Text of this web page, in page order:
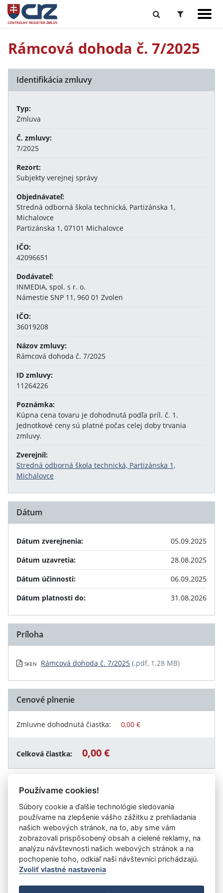
Rámcová dohoda č. 7/2025
Identifikácia zmluvy
Typ:
Zmluva
Č. zmluvy:
7/2025
Rezort:
Subjekty verejnej správy
Objednávateľ:
Stredná odborná škola technická, Partizánska 1,
Michalovce
Partizánska 1, 07101 Michalovce
IČO:
42096651
Dodávateľ:
INMEDIA, spol. s r. o.
Námestie SNP 11, 960 01 Zvolen
IČO:
36019208
Názov zmluvy:
Rámcová dohoda č. 7/2025
ID zmluvy:
11264226
Poznámka:
Kúpna cena tovaru je dohodnutá podľa príl. č. 1.
Jednotkové ceny sú platné počas celej doby trvania
zmluvy.
Zverejnil:
Stredná odborná škola technická, Partizánska 1,
Michalovce
Dátum
Dátum zverejnenia:
05.09.2025
Dátum uzavretia:
28.08.2025
Dátum účinnosti:
06.09.2025
Dátum platnosti do:
31.08.2026
Príloha
SKEN Rámcová dohoda č. 7/2025 (.pdf, 1.28 MB)
Cenové plnenie
Zmluvne dohodnutá čiastka: 0,00 €
Celková čiastka: 0,00 €
Vystavil:Stredná odborná škola technická, Partizánska 1,
Michalovce
Úrad vlády SR
- Všetky práva vyhradené
Používame cookies!
Súbory cookie a ďalšie technológie sledovania
používame na zlepšenie vášho zážitku z prehliadania
našich webových stránok, na to, aby sme vám
zobrazovali prispôsobený obsah a cielené reklamy, na
analýzu návštevnosti našich webových stránok a na
pochopenie toho, odkiaľ naši návštevníci prichádzajú.
Zvoliť vlastné nastavenia